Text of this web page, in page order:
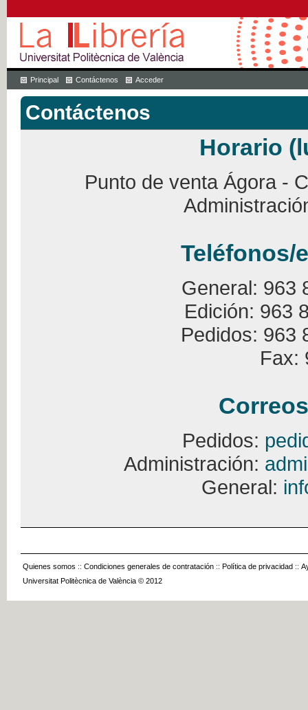
Principal Contáctenos Acceder
Contáctenos
Horario
Punto de venta Ágora -
Teléfonos/
General: 963
Edición: 963
Pedidos: 963
Fax:
Pedidos:
Administración:
General:
Quienes somos :: Condiciones generales de contratación :: Política de privacidad ::
Universitat Politècnica de València © 2012